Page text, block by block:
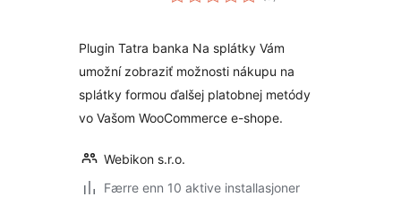
Plugin Tatra banka Na splátky Vám
umožní zobraziť možnosti nákupu na
splátky formou ďalšej platobnej metódy
vo Vašom WooCommerce e-shope.
Webikon s.r.o.
Færre enn 10 aktive installasjoner